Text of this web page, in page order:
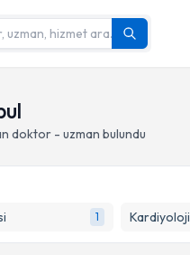
doktor - uzman bulundu
1 Kardiyoloji